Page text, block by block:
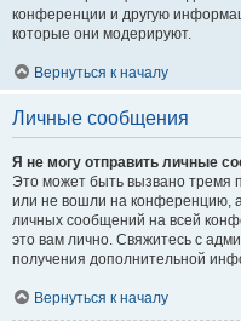
конференции и другую
которые они модерируют.
Вернуться к началу
Личные сообщения
Я не могу отправить личные
Это может быть вызвано тремя
или не вошли на конференцию,
личных сообщений на всей
это вам лично. Свяжитесь с
получения дополнительной
Вернуться к началу